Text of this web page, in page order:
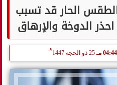
الحار قد تسبب
الدوخة والإرهاق
04:44 مـ 25 ذو الحجة 1447
هـ